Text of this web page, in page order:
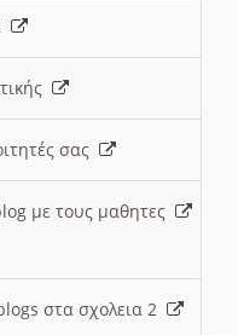
σας
με τους μαθητες
στα σχολεια 2